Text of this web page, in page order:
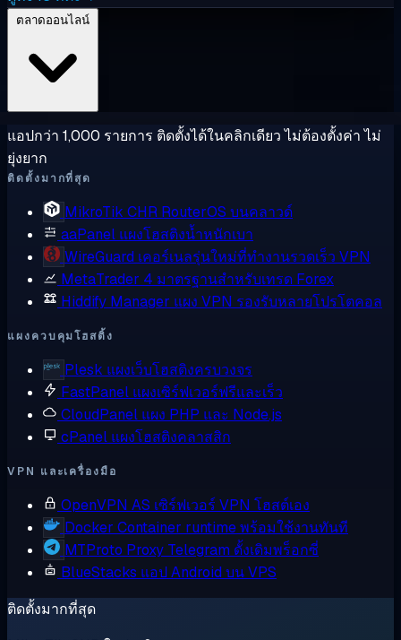
แอปกว่า 1,000 รายการ ติดตั้งได้ในคลิกเดียว ไม่ต้องตั้งค่า ไม่
ยุ่งยาก
ติดตั้งมากที่สุด
MikroTik CHR RouterOS บนคลาวด์
aaPanel แผงโฮสติงน้ำหนักเบา
WireGuard เคอร์เนลรุ่นใหม่ที่ทำงานรวดเร็ว VPN
MetaTrader 4 มาตรฐานสำหรับเทรด Forex
Hiddify Manager แผง VPN รองรับหลายโปรโตคอล
แผงควบคุมโฮสติ้ง
Plesk แผงเว็บโฮสติงครบวงจร
FastPanel แผงเซิร์ฟเวอร์ฟรีและเร็ว
CloudPanel แผง PHP และ Node.js
cPanel แผงโฮสติงคลาสสิก
VPN และเครื่องมือ
OpenVPN AS เซิร์ฟเวอร์ VPN โฮสต์เอง
Docker Container runtime พร้อมใช้งานทันที
MTProto Proxy Telegram ดั้งเดิมพร็อกซี่
BlueStacks แอป Android บน VPS
ติดตั้งมากที่สุด